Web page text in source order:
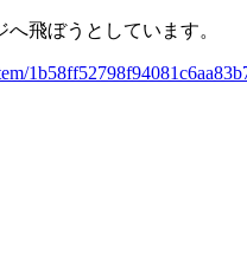
飛ぼうとしています。